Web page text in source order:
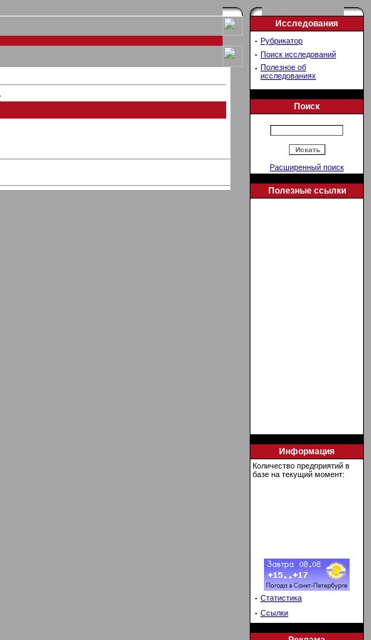
Исследования
· Рубрикатор
· Поиск исследований
· Полезное об
исследованиях
Поиск
Расширенный поиск
Полезные ссылки
Информация
Количество предприятий в
базе на текущий момент:
· Статистика
· Ссылки